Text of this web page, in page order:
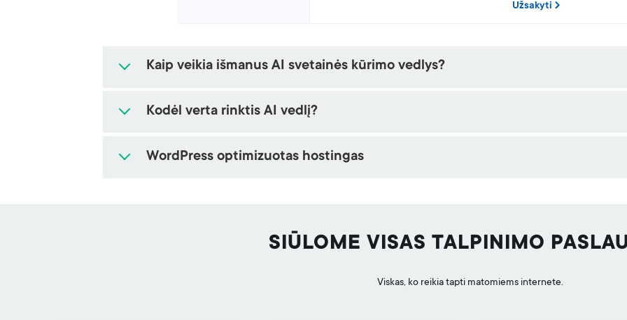
Užsakyti
Kaip veikia išmanus AI svetainės kūrimo vedlys?
Kodėl verta rinktis AI vedlį?
WordPress optimizuotas hostingas
SIŪLOME VISAS TALPINIMO
Viskas, ko reikia tapti matomiems internete.